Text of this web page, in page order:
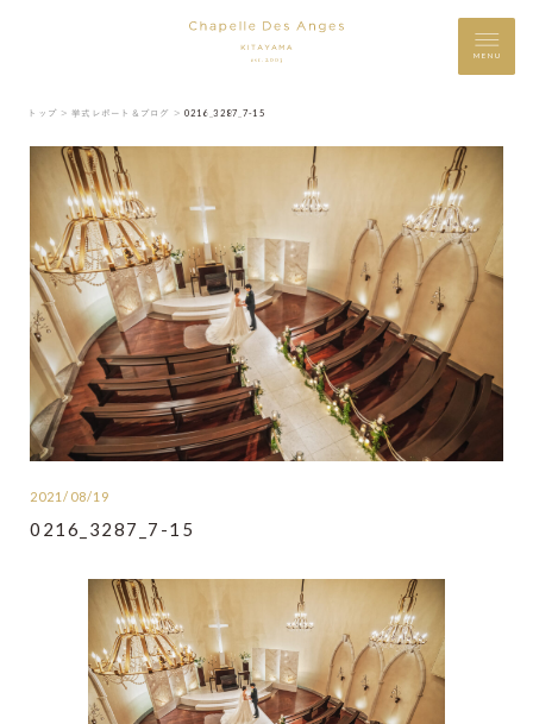
MENU
トップ ＞ 挙式レポート＆ブログ ＞ 0216_3287_7-15
2021/08/19
0216_3287_7-15